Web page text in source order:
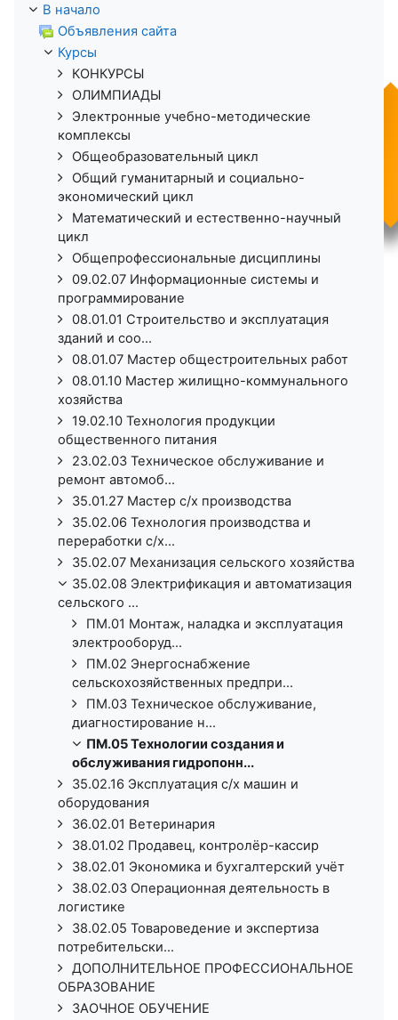
В начало
Объявления сайта
Курсы
КОНКУРСЫ
ОЛИМПИАДЫ
Электронные учебно-методические
комплексы
Общеобразовательный цикл
Общий гуманитарный и социально-
экономический цикл
Математический и естественно-научный
цикл
Общепрофессиональные дисциплины
09.02.07 Информационные системы и
программирование
08.01.01 Строительство и эксплуатация
зданий и соо...
08.01.07 Мастер общестроительных работ
08.01.10 Мастер жилищно-коммунального
хозяйства
19.02.10 Технология продукции
общественного питания
23.02.03 Техническое обслуживание и
ремонт автомоб...
35.01.27 Мастер с/х производства
35.02.06 Технология производства и
переработки с/х...
35.02.07 Механизация сельского хозяйства
35.02.08 Электрификация и автоматизация
сельского ...
ПМ.01 Монтаж, наладка и эксплуатация
электрооборуд...
ПМ.02 Энергоснабжение
сельскохозяйственных предпри...
ПМ.03 Техническое обслуживание,
диагностирование н...
ПМ.05 Технологии создания и
обслуживания гидропонн...
35.02.16 Эксплуатация с/х машин и
оборудования
36.02.01 Ветеринария
38.01.02 Продавец, контролёр-кассир
38.02.01 Экономика и бухгалтерский учёт
38.02.03 Операционная деятельность в
логистике
38.02.05 Товароведение и экспертиза
потребительски...
ДОПОЛНИТЕЛЬНОЕ ПРОФЕССИОНАЛЬНОЕ
ОБРАЗОВАНИЕ
ЗАОЧНОЕ ОБУЧЕНИЕ